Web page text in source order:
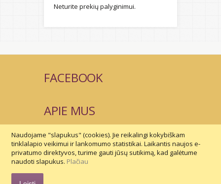
Neturite prekių palyginimui.
FACEBOOK
APIE MUS
SUSISIEKIME
Naudojame "slapukus" (cookies). Jie reikalingi kokybiškam
tinklalapio veikimui ir lankomumo statistikai. Laikantis naujos e-
privatumo direktyvos, turime gauti jūsų sutikimą, kad galėtume
naudoti slapukus. Plačiau